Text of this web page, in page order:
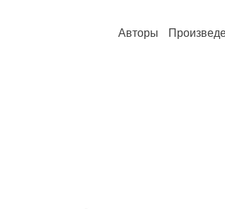
Авторы